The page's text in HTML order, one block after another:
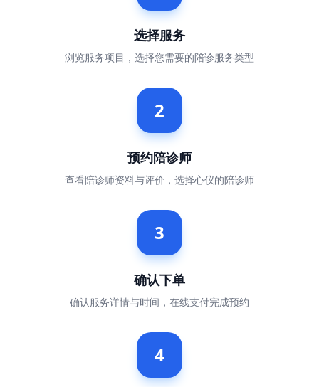
选择服务
浏览服务项目，选择您需要的陪诊服务类型
2
预约陪诊师
查看陪诊师资料与评价，选择心仪的陪诊师
3
确认下单
确认服务详情与时间，在线支付完成预约
4